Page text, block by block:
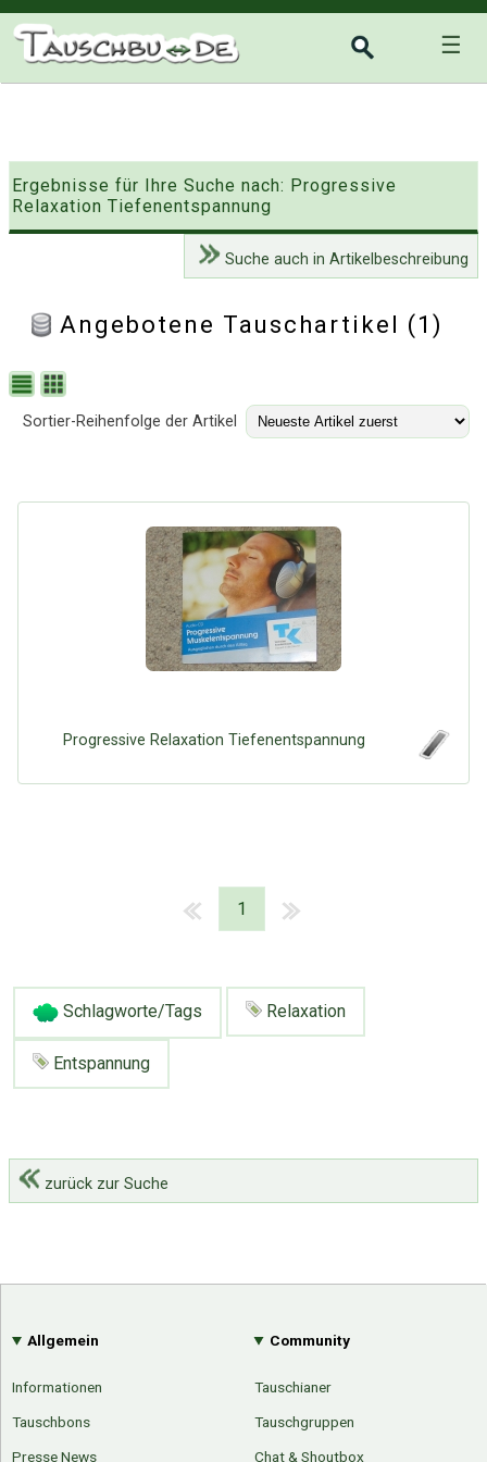
☰
Ergebnisse für Ihre Suche nach: Progressive
Relaxation Tiefenentspannung
Suche auch in Artikelbeschreibung
Angebotene Tauschartikel (1)
Sortier-Reihenfolge der Artikel
Progressive Relaxation Tiefenentspannung
1
Schlagworte/Tags Relaxation
Entspannung
zurück zur Suche
Allgemein
Informationen
Tauschbons
Presse News
Community
Tauschianer
Tauschgruppen
Chat & Shoutbox